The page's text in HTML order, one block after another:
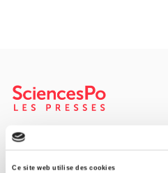
Ce site web utilise des cookies
SCIENCES PO UNIVERSITY
original research, to edit
help public and political debate.